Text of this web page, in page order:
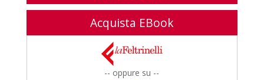
Acquista EBook
-- oppure su --